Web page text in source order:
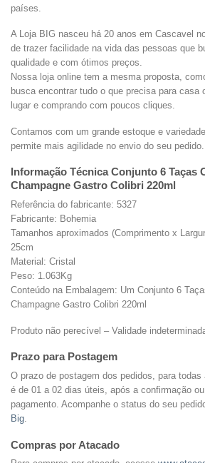
países.
A Loja BIG nasceu há 20 anos em Cascavel
de trazer facilidade na vida das pessoas que
qualidade e com ótimos preços.
Nossa loja online tem a mesma proposta,
busca encontrar tudo o que precisa para casa
lugar e comprando com poucos cliques.
Contamos com um grande estoque e
permite mais agilidade no envio do seu pedido.
Informação Técnica Conjunto 6 Taças
Champagne Gastro Colibri 220ml
Referência do fabricante: 5327
Fabricante: Bohemia
Tamanhos aproximados (Comprimento x
25cm
Material: Cristal
Peso: 1.063Kg
Conteúdo na Embalagem: Um Conjunto 6
Champagne Gastro Colibri 220ml
Produto não perecível – Validade
Prazo para Postagem
O prazo de postagem dos pedidos, para
é de 01 a 02 dias úteis, após a confirmação
pagamento. Acompanhe o status do seu
Big
Compras por Atacado